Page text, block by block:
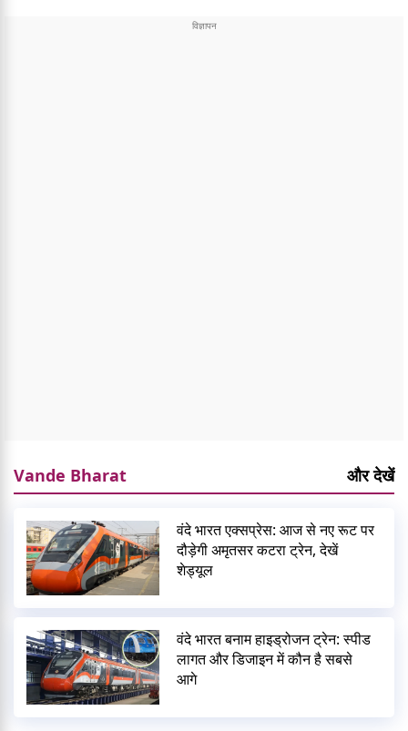
Vande Bharat और देखें
वंदे भारत एक्सप्रेस: आज से नए रूट पर
दौड़ेगी अमृतसर कटरा ट्रेन, देखें
शेड्यूल
वंदे भारत बनाम हाइड्रोजन ट्रेन: स्पीड
लागत और डिजाइन में कौन है सबसे
आगे